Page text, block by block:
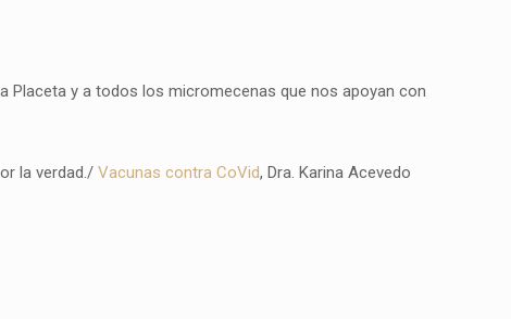
Placeta y a todos los micromecenas que nos apoyan con
la verdad./Vacunas contra CoVid, Dra. Karina Acevedo